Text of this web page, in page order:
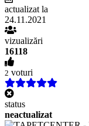
actualizat la
24.11.2021
vizualizări
16118
2 voturi
status
neactualizat